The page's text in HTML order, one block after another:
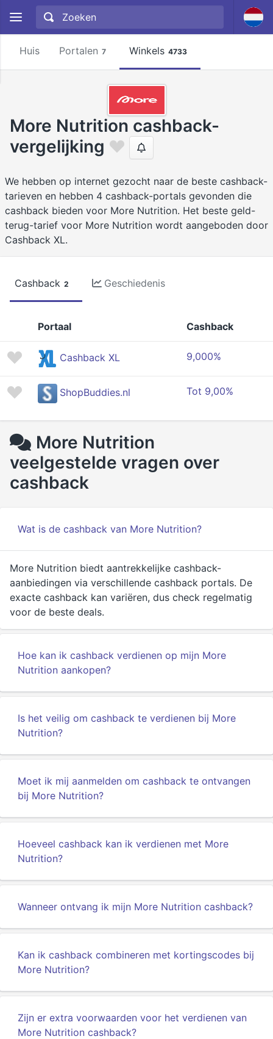
Huis Portalen 7 Winkels 4733
More Nutrition cashback-
vergelijking
We hebben op internet gezocht naar de beste cashback-
tarieven en hebben 4 cashback-portals gevonden die
cashback bieden voor More Nutrition. Het beste geld-
terug-tarief voor More Nutrition wordt aangeboden door
Cashback XL.
Cashback 2 Geschiedenis
Portaal Cashback
Cashback XL 9,000%
ShopBuddies.nl Tot 9,00%
More Nutrition
veelgestelde vragen over
cashback
Wat is de cashback van More Nutrition?
More Nutrition biedt aantrekkelijke cashback-
aanbiedingen via verschillende cashback portals. De
exacte cashback kan variëren, dus check regelmatig
voor de beste deals.
Hoe kan ik cashback verdienen op mijn More
Nutrition aankopen?
Is het veilig om cashback te verdienen bij More
Nutrition?
Moet ik mij aanmelden om cashback te ontvangen
bij More Nutrition?
Hoeveel cashback kan ik verdienen met More
Nutrition?
Wanneer ontvang ik mijn More Nutrition cashback?
Kan ik cashback combineren met kortingscodes bij
More Nutrition?
Zijn er extra voorwaarden voor het verdienen van
More Nutrition cashback?